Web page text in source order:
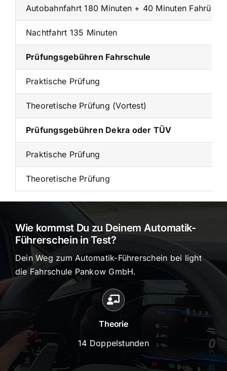
Autobahnfahrt 180 Minuten + 40 Minuten
Nachtfahrt 135 Minuten
Prüfungsgebühren Fahrschule
Praktische Prüfung
Theoretische Prüfung (Vortest)
Prüfungsgebühren Dekra oder TÜV
Praktische Prüfung
Theoretische Prüfung
Wie kommst Du zu Deinem Automatik-
Führerschein in Test?
Dein Weg zum Automatik-Führerschein bei light
die Fahrschule Pankow GmbH.
Theorie
14 Doppelstunden